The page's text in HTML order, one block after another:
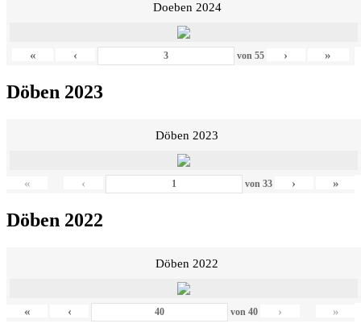
Doeben 2024
« ‹ von 55 › »
Döben 2023
Döben 2023
« ‹ von 33 › »
Döben 2022
Döben 2022
« ‹ von40 › »